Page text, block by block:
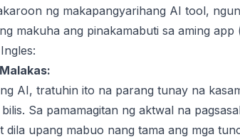
ng makapangyarihang AI tool,
makuha ang pinakamabuti sa aming
AI, tratuhin ito na parang tunay na
Sa pamamagitan ng aktwal na
dila upang mabuo nang tama ang mga